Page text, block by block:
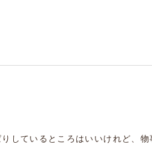
しているところはいいけれど、物